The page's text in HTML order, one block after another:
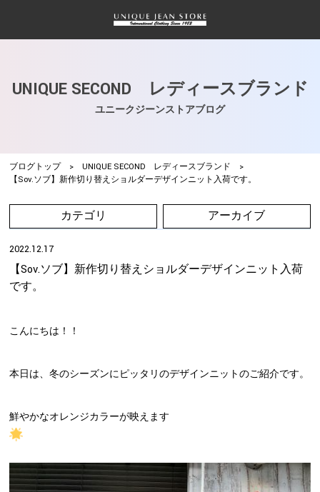
UNIQUE SECOND レディースブランド
ユニークジーンストアブログ
ブログトップ > UNIQUE SECOND レディースブランド
>
【Sov.ソブ】新作切り替えショルダーデザインニット入荷です。
カテゴリ アーカイブ
2022.12.17
【Sov.ソブ】新作切り替えショルダーデザインニット入荷
です。
こんにちは！！
本日は、冬のシーズンにピッタリのデザインニットのご紹介です。
鮮やかなオレンジカラーが映えます